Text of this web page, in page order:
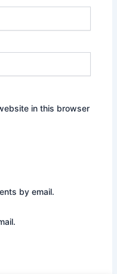
in this browser
by email.